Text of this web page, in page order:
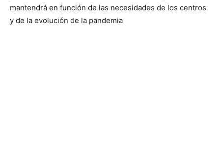
mantendrá en función de las necesidades de los centros
y de la evolución de la pandemia